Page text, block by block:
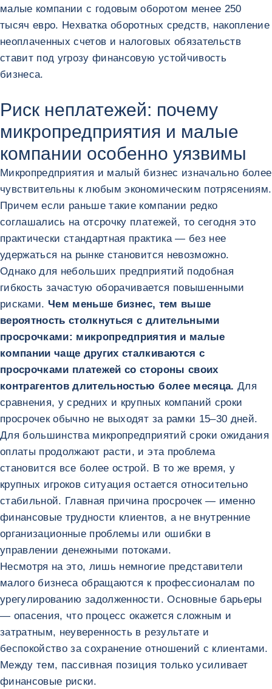
малые компании с годовым оборотом менее 250
тысяч евро. Нехватка оборотных средств, накопление
неоплаченных счетов и налоговых обязательств
ставит под угрозу финансовую устойчивость
бизнеса.
Риск неплатежей: почему
микропредприятия и малые
компании особенно уязвимы
Микропредприятия и малый бизнес изначально более
чувствительны к любым экономическим потрясениям.
Причем если раньше такие компании редко
соглашались на отсрочку платежей, то сегодня это
практически стандартная практика — без нее
удержаться на рынке становится невозможно.
Однако для небольших предприятий подобная
гибкость зачастую оборачивается повышенными
рисками. Чем меньше бизнес, тем выше
вероятность столкнуться с длительными
просрочками: микропредприятия и малые
компании чаще других сталкиваются с
просрочками платежей со стороны своих
контрагентов длительностью более месяца. Для
сравнения, у средних и крупных компаний сроки
просрочек обычно не выходят за рамки 15–30 дней.
Для большинства микропредприятий сроки ожидания
оплаты продолжают расти, и эта проблема
становится все более острой. В то же время, у
крупных игроков ситуация остается относительно
стабильной. Главная причина просрочек — именно
финансовые трудности клиентов, а не внутренние
организационные проблемы или ошибки в
управлении денежными потоками.
Несмотря на это, лишь немногие представители
малого бизнеса обращаются к профессионалам по
урегулированию задолженности. Основные барьеры
— опасения, что процесс окажется сложным и
затратным, неуверенность в результате и
беспокойство за сохранение отношений с клиентами.
Между тем, пассивная позиция только усиливает
финансовые риски.